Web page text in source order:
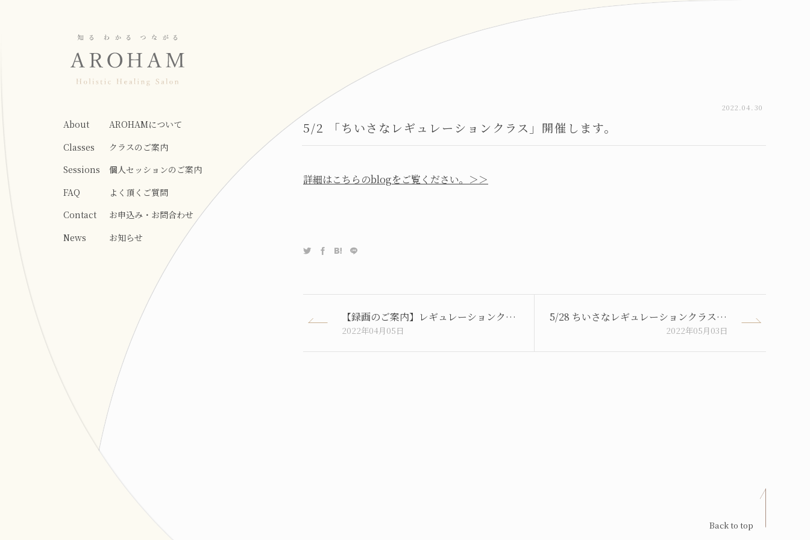
About
AROHAMについて
Classes
クラスのご案内
Sessions
個人セッションのご案内
FAQ
よく頂くご質問
Contact
お申込み・お問合わせ
News
お知らせ
2022.04.30
5/2 「ちいさなレギュレーションクラス」開催します。
詳細はこちらのblogをご覧ください。＞＞
【録画のご案内】レギュレーションクラス
2022年04月05日
5/28 ちいさなレギュレーションクラス 開催します。
2022年05月03日
Back to top